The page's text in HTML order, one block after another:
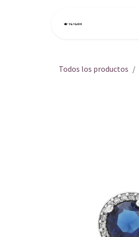
Todos los productos